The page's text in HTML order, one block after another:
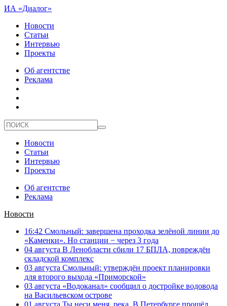
ИА «Диалог»
Новости
Статьи
Интервью
Проекты
Об агентстве
Реклама
Новости
Статьи
Интервью
Проекты
Об агентстве
Реклама
Новости
16:42 Смольный: завершена проходка зелёной линии до
«Каменки». Но станции − через 3 года
04 августа В Ленобласти сбили 17 БПЛА, повреждён
складской комплекс
03 августа Смольный: утверждён проект планировки
для второго выхода «Приморской»
03 августа «Водоканал» сообщил о достройке водовода
на Васильевском острове
01 августа Ты неси меня, река. В Петербурге прошёл